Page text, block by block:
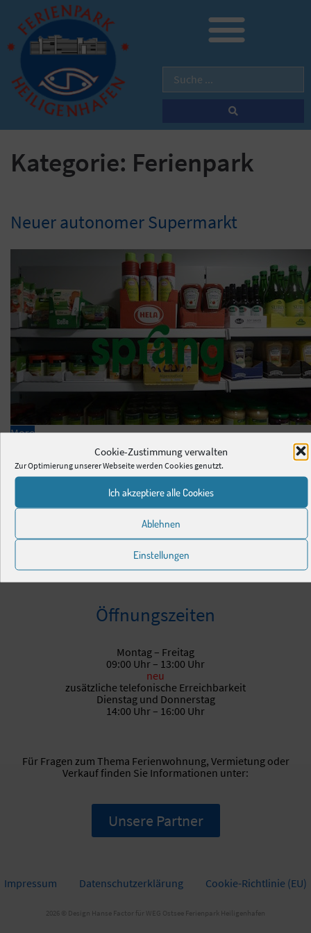
Cookie-Zustimmung verwalten
Zur Optimierung unserer Webseite werden Cookies genutzt.
Ich akzeptiere alle Cookies
Ablehnen
Einstellungen
Kategorie: Ferienpark
Neuer autonomer Supermarkt
More
Unsere Verwaltung
Krase Ostsee-Ferienparkverwaltung GmbH
23774 Heiligenhafen
+49 (4362) 50 29 20
NeueMailheiligenhafen@krase-immo.de
Öffnungszeiten
Montag – Freitag
09:00 Uhr – 13:00 Uhr
neu
zusätzliche telefonische Erreichbarkeit
Dienstag und Donnerstag
14:00 Uhr – 16:00 Uhr
Für Fragen zum Thema Ferienwohnung, Vermietung oder
Verkauf finden Sie Informationen unter:
Unsere Partner
Impressum Datenschutzerklärung Cookie-Richtlinie (EU)
2026 © Design Hanse Factor für WEG Ostsee Ferienpark Heiligenhafen